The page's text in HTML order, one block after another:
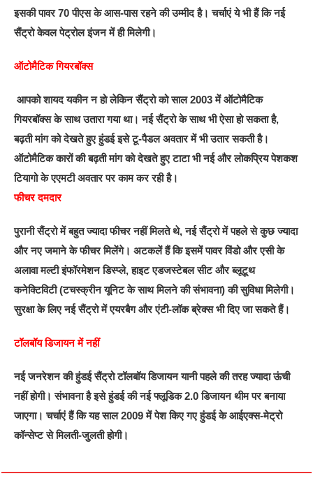
इसकी पावर 70 पीएस के आस-पास रहने की उम्मीद है। चर्चाएं ये भी हैं कि नई
सैंट्रो केवल पेट्रोल इंजन में ही मिलेगी।
ऑटोमैटिक गियरबॉक्‍स
आपको शायद यकीन न हो लेकिन सैंट्रो को साल 2003 में ऑटोमैटिक
गियरबॉक्स के साथ उतारा गया था। नई सैंट्रो के साथ भी ऐसा हो सकता है,
बढ़ती मांग को देखते हुए हुंडई इसे टू-पैडल अवतार में भी उतार सकती है।
ऑटोमैटिक कारों की बढ़ती मांग को देखते हुए टाटा भी नई और लोकप्रिय पेशकश
टियागो के एएमटी अवतार पर काम कर रही है।
फीचर दमदार
पुरानी सैंट्रो में बहुत ज्यादा फीचर नहीं मिलते थे, नई सैंट्रो में पहले से कुछ ज्यादा
और नए जमाने के फीचर मिलेंगे। अटकलें हैं कि इसमें पावर विंडो और एसी के
अलावा मल्टी इंफॉरमेशन डिस्प्ले, हाइट एडजस्टेबल सीट और ब्लूटूथ
कनेक्टिविटी (टचस्क्रीन यूनिट के साथ मिलने की संभावना) की सुविधा मिलेगी।
सुरक्षा के लिए नई सैंट्रो में एयरबैग और एंटी-लॉक ब्रेक्स भी दिए जा सकते हैं।
टॉलबॉय डिजायन में नहीं
नई जनरेशन की हुंडई सैंट्रो टॉलबॉय डिजायन यानी पहले की तरह ज्यादा ऊंची
नहीं होगी। संभावना है इसे हुंडई की नई फ्लूडिक 2.0 डिजायन थीम पर बनाया
जाएगा। चर्चाएं हैं कि यह साल 2009 में पेश किए गए हुंडई के आईएक्स-मेट्रो
कॉन्सेप्ट से मिलती-जुलती होगी।